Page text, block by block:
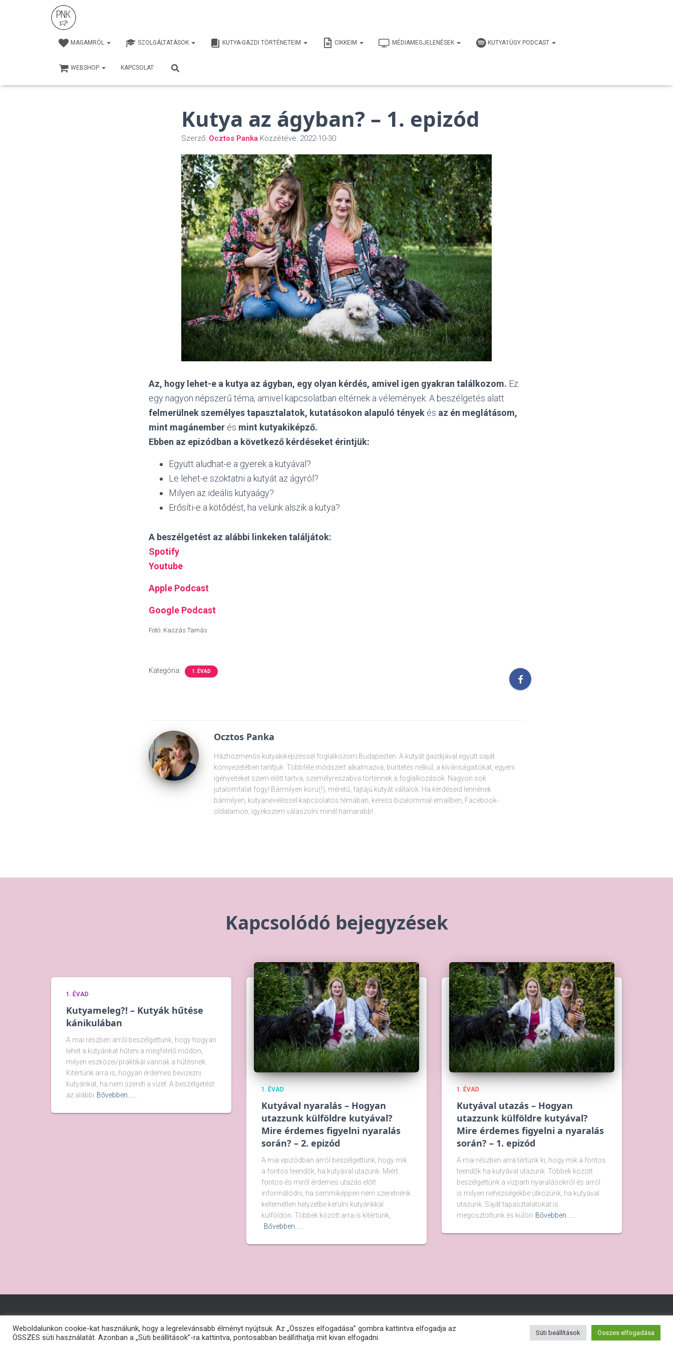
MAGAMRÓL SZOLGÁLTATÁSOK KUTYA-GAZDI TÖRTÉNETEIM CIKKEIM MÉDIAMEGJELENÉSEK KUTYA1ÜGY PODCAST
WEBSHOP KAPCSOLAT
Kutya az ágyban? – 1. epizód
Szerző: Ocztos PankaKözzétéve: 2022-10-30
Az, hogy lehet-e a kutya az ágyban, egy olyan kérdés, amivel igen gyakran találkozom. Ez
egy nagyon népszerű téma, amivel kapcsolatban eltérnek a vélemények. A beszélgetés alatt
felmerülnek személyes tapasztalatok, kutatásokon alapuló tények és az én meglátásom,
mint magánember és mint kutyakiképző.
Ebben az epizódban a következő kérdéseket érintjük:
Együtt aludhat-e a gyerek a kutyával?
Le lehet-e szoktatni a kutyát az ágyról?
Milyen az ideális kutyaágy?
Erősíti-e a kötődést, ha velünk alszik a kutya?
A beszélgetést az alábbi linkeken találjátok:
Spotify
Youtube
Apple Podcast
Google Podcast
Fotó: Kaszás Tamás
Kategória: 1. ÉVAD
Ocztos Panka
Házhozmenős kutyakiképzéssel foglalkozom Budapesten. A kutyát gazdijával együtt saját
környezetében tanítjuk. Többféle módszert alkalmazva, büntetés nélkül, a kívánságaitokat, egyéni
igényeiteket szem előtt tartva, személyreszabva történnek a foglalkozások. Nagyon sok
jutalomfalat fogy! Bármilyen korú(!), méretű, fajtájú kutyát vállalok. Ha kérdéseid lennének
bármilyen, kutyaneveléssel kapcsolatos témában, keress bizalommal emailben, Facebook-
oldalamon, igyekszem válaszolni minél hamarabb!
Kapcsolódó bejegyzések
1. ÉVAD
Kutyameleg?! – Kutyák hűtése
kánikulában
A mai részben arról beszélgettünk, hogy hogyan
lehet a kutyánkat hűteni a megfelelő módon,
milyen eszközei/praktikái vannak a hűtésnek.
Kitértünk arra is, hogyan érdemes bevizezni
kutyánkat, ha nem szereti a vizet. A beszélgetést
az alábbi Bővebben...…
1. ÉVAD
Kutyával nyaralás – Hogyan
utazzunk külföldre kutyával?
Mire érdemes figyelni nyaralás
során? – 2. epizód
A mai epizódban arról beszélgettünk, hogy mik
a fontos teendők, ha kutyával utazunk. Miért
fontos és miről érdemes utazás előtt
informálódni, ha semmiképpen nem szeretnénk
kellemetlen helyzetbe kerülni kutyánkkal
külföldön. Többek között arra is kitértünk,
Bővebben...…
1. ÉVAD
Kutyával utazás – Hogyan
utazzunk külföldre kutyával?
Mire érdemes figyelni a nyaralás
során? – 1. epizód
A mai részben arra tértünk ki, hogy mik a fontos
teendők ha kutyával utazunk. Többek között
beszélgettünk a vízparti nyaralásokról és arról
is milyen nehézségekbe ütközünk, ha kutyával
utazunk. Saját tapasztalatokat is
megosztottunk és külön Bővebben...…
Weboldalunkon cookie-kat használunk, hogy a legrelevánsabb élményt nyújtsuk. Az „Összes elfogadása” gombra kattintva elfogadja az
ÖSSZES süti használatát. Azonban a „Süti beállítások”-ra kattintva, pontosabban beállïthatja mit kivan elfogadni.
Süti beállítások Összes elfogadása